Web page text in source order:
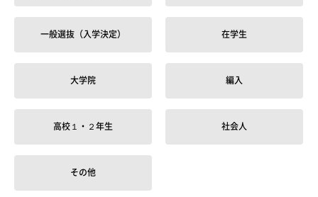
一般選抜（入学決定） 在学生
大学院 編入
高校１・２年生 社会人
その他